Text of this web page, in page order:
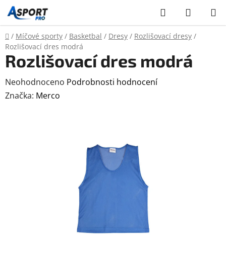
Přejít
na
obsah
Hledat
KOŠÍK
Domů
/ Míčové sporty / Basketbal / Dresy / Rozlišovací dresy /
Rozlišovací dres modrá
Rozlišovací dres modrá
Průměrné
hodnocení
Neohodnoceno Podrobnosti hodnocení
Značka: Merco